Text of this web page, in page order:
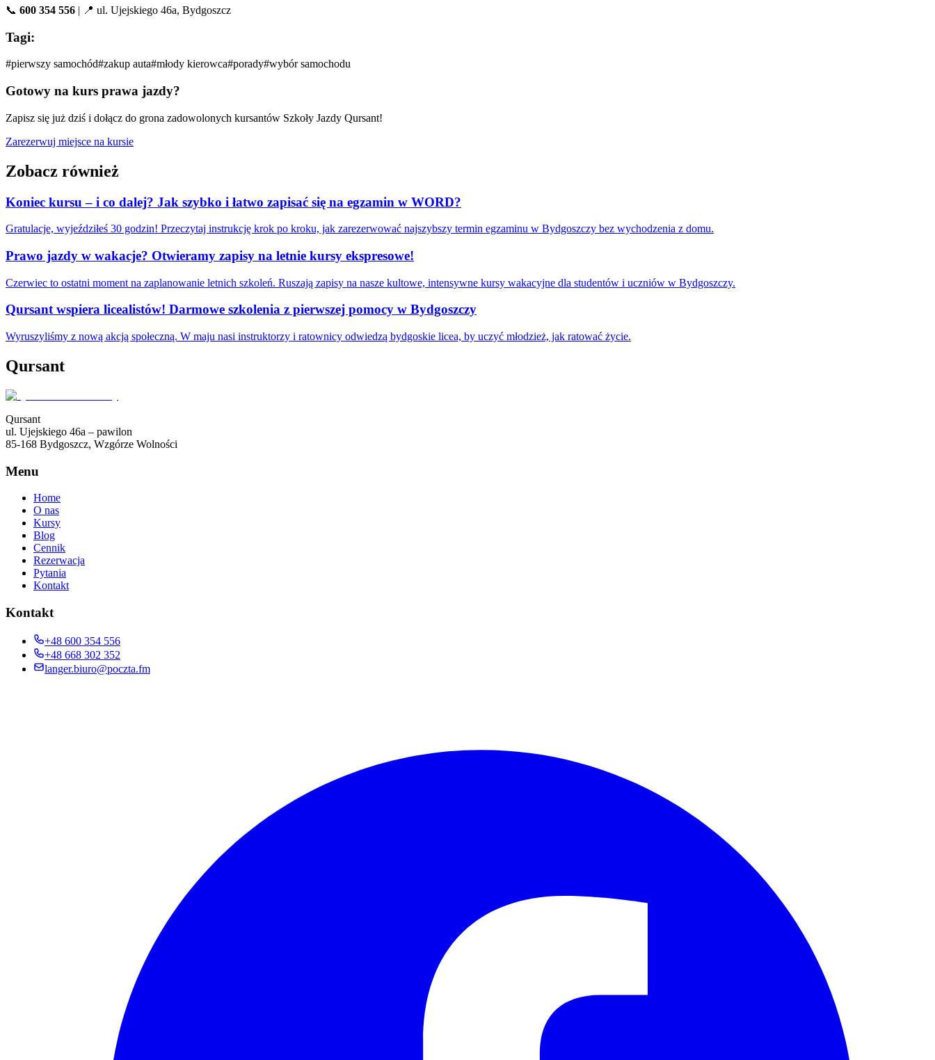
📞 600 354 556 | 📍 ul. Ujejskiego 46a, Bydgoszcz
Tagi:
#pierwszy samochód#zakup auta#młody kierowca#porady#wybór samochodu
Gotowy na kurs prawa jazdy?
Zapisz się już dziś i dołącz do grona zadowolonych kursantów Szkoły Jazdy Qursant!
Zarezerwuj miejsce na kursie
Zobacz również
Koniec kursu – i co dalej? Jak szybko i łatwo zapisać się na egzamin w WORD?
Gratulacje, wyjeździłeś 30 godzin! Przeczytaj instrukcję krok po kroku, jak zarezerwować najszybszy termin egzaminu w Bydgoszczy bez wychodzenia z domu.
Prawo jazdy w wakacje? Otwieramy zapisy na letnie kursy ekspresowe!
Czerwiec to ostatni moment na zaplanowanie letnich szkoleń. Ruszają zapisy na nasze kultowe, intensywne kursy wakacyjne dla studentów i uczniów w Bydgoszczy.
Qursant wspiera licealistów! Darmowe szkolenia z pierwszej pomocy w Bydgoszczy
Wyruszyliśmy z nową akcją społeczną. W maju nasi instruktorzy i ratownicy odwiedzą bydgoskie licea, by uczyć młodzież, jak ratować życie.
Qursant
Qursant
ul. Ujejskiego 46a – pawilon
85-168 Bydgoszcz, Wzgórze Wolności
Menu
Home
O nas
Kursy
Blog
Cennik
Rezerwacja
Pytania
Kontakt
Kontakt
+48 600 354 556
+48 668 302 352
langer.biuro@poczta.fm